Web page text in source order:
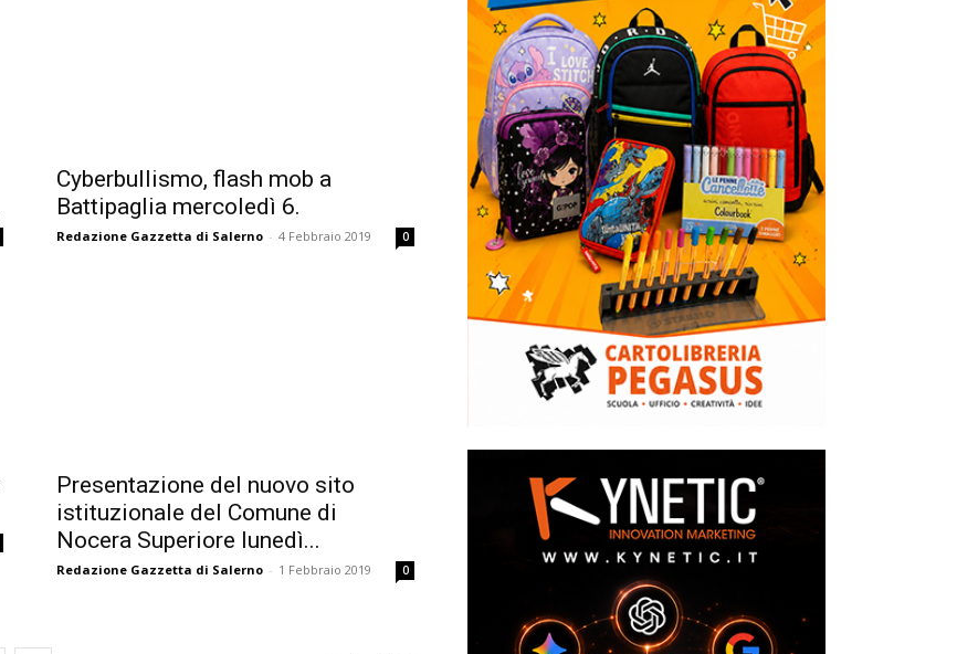
Cyberbullismo, flash mob a
Battipaglia mercoledì 6.
Redazione Gazzetta di Salerno - 4 Febbraio 2019 0
Presentazione del nuovo sito
istituzionale del Comune di
Nocera Superiore lunedì...
Redazione Gazzetta di Salerno - 1 Febbraio 2019 0